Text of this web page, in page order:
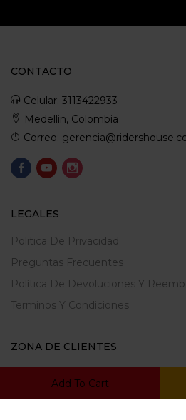
Add To Cart
CONTACTO
Celular: 3113422933
Medellin, Colombia
Correo:
LEGALES
Politica De Privacidad
Preguntas Frecuentes
Política De Devoluciones Y
Terminos Y Condiciones
ZONA DE CLIENTES